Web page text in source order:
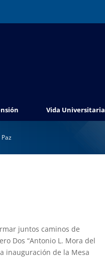
Vida Universitaria
juntos caminos de
Dos “Antonio L. Mora del
inauguración de la Mesa